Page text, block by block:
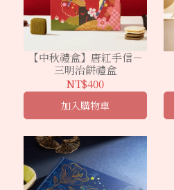
【中秋禮盒】唐紅手信－
三明治餅禮盒
NT$400
加入購物車